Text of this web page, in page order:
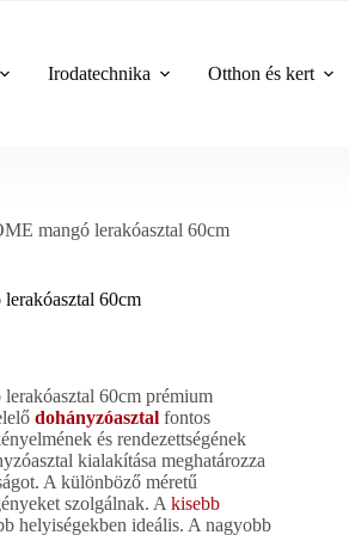
Irodatechnika Otthon és kert
mangó lerakóasztal 60cm
60cm
60cm prémium
dohányzóasztal fontos
és rendezettségének
kialakítása meghatározza
A különböző méretű
szolgálnak. Akisebb
helyiségekben ideális. A nagyobb